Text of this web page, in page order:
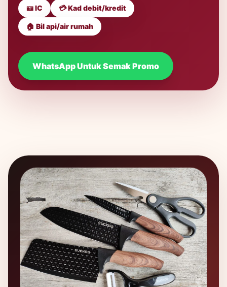
🪪 IC 💳 Kad debit/kredit
🏠 Bil api/air rumah
WhatsApp Untuk Semak Promo